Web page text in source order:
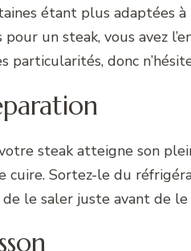
étant plus adaptées
pour un steak, vous avez
particularités, donc
steak atteigne son
cuire. Sortez-le du
le saler juste avant de